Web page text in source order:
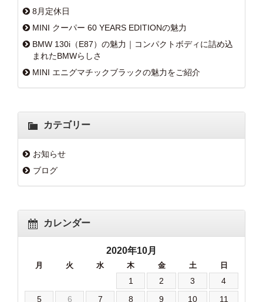
8月定休日
MINI クーパー 60 YEARS EDITIONの魅力
BMW 130i（E87）の魅力｜コンパクトボディに詰め込
まれたBMWらしさ
MINI エニグマチックブラックの魅力をご紹介
カテゴリー
お知らせ
ブログ
カレンダー
2020年10月
月 火 水 木 金 土 日
1 2 3
4
5
6 7 8 9 10
11